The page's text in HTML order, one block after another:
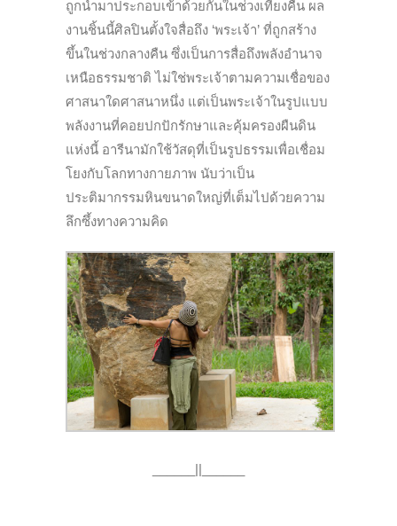
ถูกนำมาประกอบเข้าด้วยกันในช่วงเที่ยงคืน ผล
งานชิ้นนี้ศิลปินตั้งใจสื่อถึง ‘พระเจ้า’ ที่ถูกสร้าง
ขึ้นในช่วงกลางคืน ซึ่งเป็นการสื่อถึงพลังอำนาจ
เหนือธรรมชาติ ไม่ใช่พระเจ้าตามความเชื่อของ
ศาสนาใดศาสนาหนึ่ง แต่เป็นพระเจ้าในรูปแบบ
พลังงานที่คอยปกปักรักษาและคุ้มครองผืนดิน
แห่งนี้ อารีนามักใช้วัสดุที่เป็นรูปธรรมเพื่อเชื่อม
โยงกับโลกทางกายภาพ นับว่าเป็น
ประติมากรรมหินขนาดใหญ่ที่เต็มไปด้วยความ
ลึกซึ้งทางความคิด
______||______